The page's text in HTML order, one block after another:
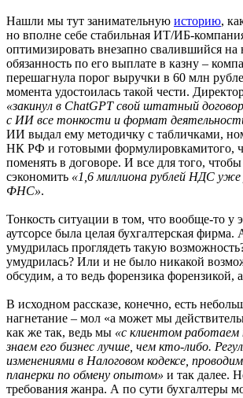
Нашли мы тут занимательную историю,
но вполне себе стабильная ИТ/ИБ-
оптимизировать внезапно свалившийся
обязанность по его выплате в казну –
перешагнула порог выручки в 60 млн
момента удостоилась такой чести.
«закинул в ChatGPT свой штатный
с ИИ все тонкости и формат
ИИ выдал ему методичку с табличками,
НК РФ и готовыми формулировкамитого,
поменять в договоре. И все для того,
сэкономить «1,6 миллиона рублей НДС уже
ФНС».
Тонкость ситуации в том, что вообще-то у
аутсорсе была целая бухгалтерская фирма.
умудрилась проглядеть такую
умудрилась? Или и не было никакой
обсудим, а то ведь форензика форензикой,
В исходном рассказе, конечно, есть
нагнетание – мол «а может мы
как же так, ведь мы «с клиентом работаем
знаем его бизнес лучше, чем кто-либо.
изменениями в Налоговом кодексе,
планерки по обмену опытом» и так далее.
требования жанра. А по сути бухгалтеры